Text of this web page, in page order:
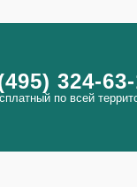
324-
по всей